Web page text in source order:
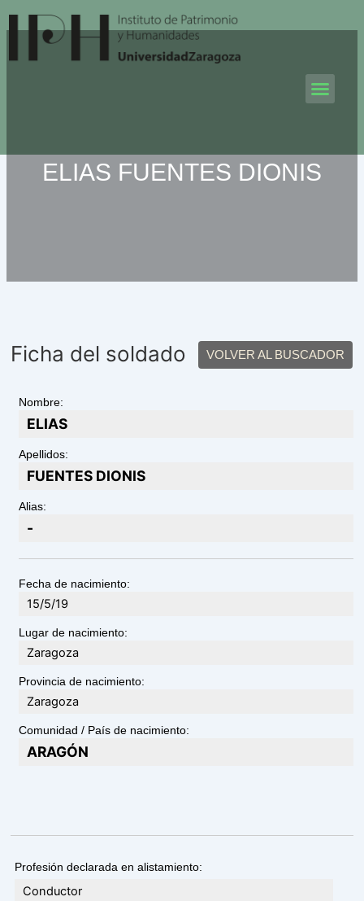
al
contenido
ELIAS FUENTES DIONIS
Ficha del soldado VOLVER AL BUSCADOR
Nombre:
ELIAS
Apellidos:
FUENTES DIONIS
Alias:
-
Fecha de nacimiento:
15/5/19
Lugar de nacimiento:
Zaragoza
Provincia de nacimiento:
Zaragoza
Comunidad / País de nacimiento:
ARAGÓN
Profesión declarada en alistamiento:
Conductor